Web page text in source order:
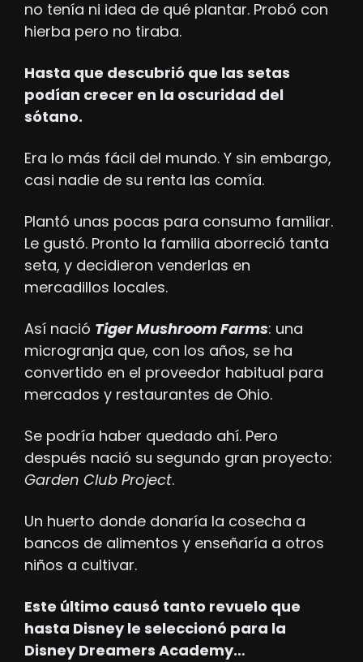
no tenía ni idea de qué plantar. Probó con
hierba pero no tiraba.
Hasta que descubrió que las setas
podían crecer en la oscuridad del
sótano.
Era lo más fácil del mundo. Y sin embargo,
casi nadie de su renta las comía.
Plantó unas pocas para consumo familiar.
Le gustó. Pronto la familia aborreció tanta
seta, y decidieron venderlas en
mercadillos locales.
Así nació Tiger Mushroom Farms: una
microgranja que, con los años, se ha
convertido en el proveedor habitual para
mercados y restaurantes de Ohio.
Se podría haber quedado ahí. Pero
Garden Club Project.
Un huerto donde donaría la cosecha a
bancos de alimentos y enseñaría a otros
niños a cultivar.
Este último causó tanto revuelo que
hasta Disney le seleccionó para la
Disney Dreamers Academy…